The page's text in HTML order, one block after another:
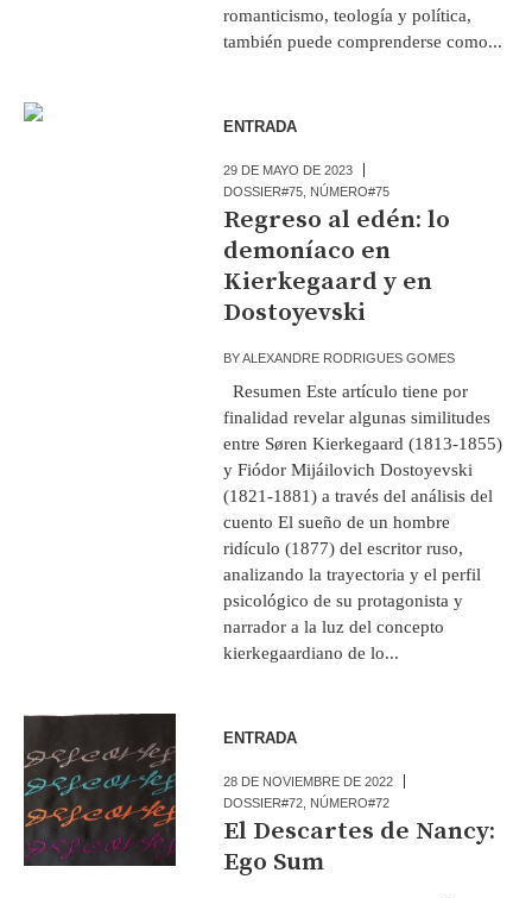
romanticismo, teología y política,
también puede comprenderse como...
ENTRADA
29 DE MAYO DE 2023
DOSSIER#75 NÚMERO#75
Regreso al edén: lo
demoníaco en
Kierkegaard y en
Dostoyevski
BYALEXANDRE RODRIGUES GOMES
Resumen Este artículo tiene por
finalidad revelar algunas similitudes
entre Søren Kierkegaard (1813-1855)
y Fiódor Mijáilovich Dostoyevski
(1821-1881) a través del análisis del
cuento El sueño de un hombre
ridículo (1877) del escritor ruso,
analizando la trayectoria y el perfil
psicológico de su protagonista y
narrador a la luz del concepto
kierkegaardiano de lo...
ENTRADA
28 DE NOVIEMBRE DE 2022
DOSSIER#72 NÚMERO#72
El Descartes de Nancy:
Ego Sum